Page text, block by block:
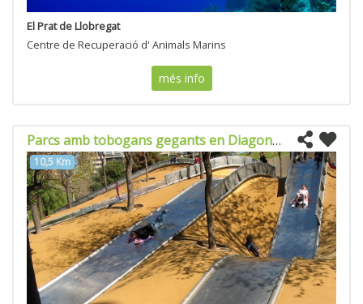
El Prat de Llobregat
Centre de Recuperació d' Animals Marins
més info
Parcs amb tobogans gegants en Diagonal Mar
10,5 Km